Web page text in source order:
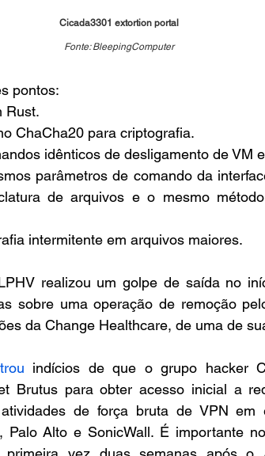
Cicada3301 extortion portal
Fonte: BleepingComputer
pontos:
Rust.
ChaCha20 para criptografia.
idênticos de desligamento de VM
parâmetros de comando da
de arquivos e o mesmo
intermitente em arquivos maiores.
realizou um golpe de saída no
sobre uma operação de remoção
da Change Healthcare, de uma de
indícios de que o grupo hacker
Brutus para obter acesso inicial a
de força bruta de VPN em
Palo Alto e SonicWall. É importante